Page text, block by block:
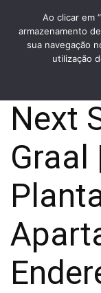
Next
Graal
Ao clicar em
armazenamento
sua navegação
utilização